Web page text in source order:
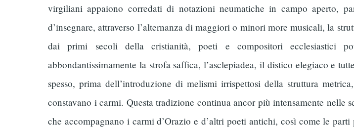
virgiliani appaiono corredati di notazioni neumatiche in campo aperto,
d’insegnare, attraverso l’alternanza di maggiori o minori more musicali, la
dai primi secoli della cristianità, poeti e compositori ecclesiastici
abbondantissimamente la strofa saffica, l’asclepiadea, il distico elegiaco e
spesso, prima dell’introduzione di melismi irrispettosi della struttura
constavano i carmi. Questa tradizione continua ancor più intensamente
che accompagnano i carmi d’Orazio e d’altri poeti antichi, così come le